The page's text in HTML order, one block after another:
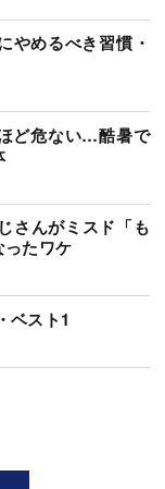
やめるべき習慣・
ど危ない…酷暑で
さんがミスド「も
ったワケ
ベスト1